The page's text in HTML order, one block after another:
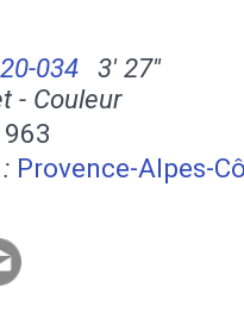
034
3' 27''
- Couleur
Provence-Alpes-